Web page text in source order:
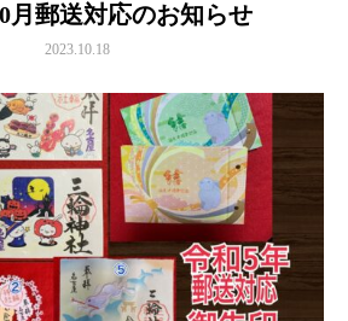
月郵送対応のお知らせ
2023.10.18